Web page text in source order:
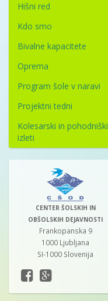
Hišni red
Kdo smo
Bivalne kapacitete
Oprema
Program šole v naravi
Projektni tedni
Kolesarski in pohodniški
izleti
CENTER ŠOLSKIH IN
OBŠOLSKIH DEJAVNOSTI
Frankopanska 9
1000 Ljubljana
SI-1000 Slovenija